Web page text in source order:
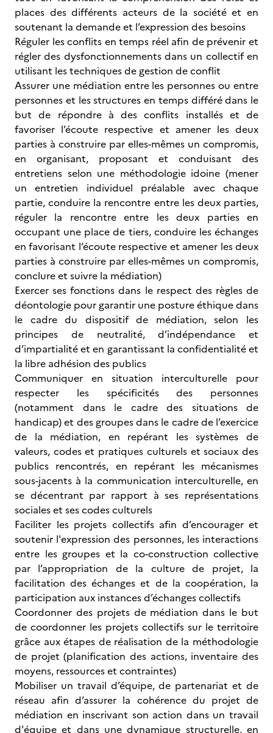
places des différents acteurs de la société et en
soutenant la demande et l’expression des besoins
Réguler les conflits en temps réel afin de prévenir et
régler des dysfonctionnements dans un collectif en
utilisant les techniques de gestion de conflit
Assurer une médiation entre les personnes ou entre
personnes et les structures en temps différé dans le
but de répondre à des conflits installés et de
favoriser l’écoute respective et amener les deux
parties à construire par elles-mêmes un compromis,
en organisant, proposant et conduisant des
entretiens selon une méthodologie idoine (mener
un entretien individuel préalable avec chaque
partie, conduire la rencontre entre les deux parties,
réguler la rencontre entre les deux parties en
occupant une place de tiers, conduire les échanges
en favorisant l’écoute respective et amener les deux
parties à construire par elles-mêmes un compromis,
conclure et suivre la médiation)
Exercer ses fonctions dans le respect des règles de
déontologie pour garantir une posture éthique dans
le cadre du dispositif de médiation, selon les
principes de neutralité, d’indépendance et
d’impartialité et en garantissant la confidentialité et
la libre adhésion des publics
Communiquer en situation interculturelle pour
respecter les spécificités des personnes
(notamment dans le cadre des situations de
handicap) et des groupes dans le cadre de l’exercice
de la médiation, en repérant les systèmes de
valeurs, codes et pratiques culturels et sociaux des
publics rencontrés, en repérant les mécanismes
sous-jacents à la communication interculturelle, en
se décentrant par rapport à ses représentations
sociales et ses codes culturels
Faciliter les projets collectifs afin d’encourager et
soutenir l'expression des personnes, les interactions
entre les groupes et la co-construction collective
par l’appropriation de la culture de projet, la
facilitation des échanges et de la coopération, la
participation aux instances d’échanges collectifs
Coordonner des projets de médiation dans le but
de coordonner les projets collectifs sur le territoire
grâce aux étapes de réalisation de la méthodologie
de projet (planification des actions, inventaire des
moyens, ressources et contraintes)
Mobiliser un travail d’équipe, de partenariat et de
réseau afin d’assurer la cohérence du projet de
médiation en inscrivant son action dans un travail
d'équipe et dans une dynamique structurelle, en